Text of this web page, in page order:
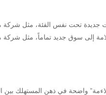
جديدة تحت نفس الفئة، مثل شركة
إلى سوق جديد تماماً، مثل شركة
واضحة في ذهن المستهلك بين